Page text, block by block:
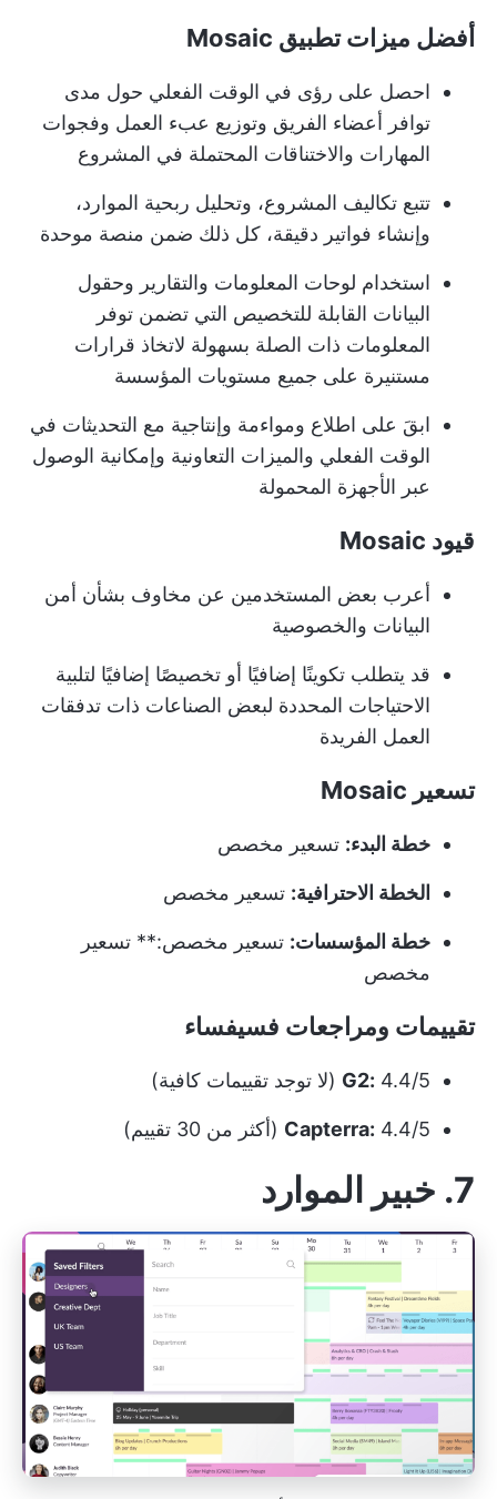
أفضل ميزات تطبيق Mosaic
احصل على رؤى في الوقت الفعلي حول مدى
توافر أعضاء الفريق وتوزيع عبء العمل وفجوات
المهارات والاختناقات المحتملة في المشروع
تتبع تكاليف المشروع، وتحليل ربحية الموارد،
وإنشاء فواتير دقيقة، كل ذلك ضمن منصة موحدة
استخدام لوحات المعلومات والتقارير وحقول
البيانات القابلة للتخصيص التي تضمن توفر
المعلومات ذات الصلة بسهولة لاتخاذ قرارات
مستنيرة على جميع مستويات المؤسسة
ابقَ على اطلاع ومواءمة وإنتاجية مع التحديثات في
الوقت الفعلي والميزات التعاونية وإمكانية الوصول
عبر الأجهزة المحمولة
قيود Mosaic
أعرب بعض المستخدمين عن مخاوف بشأن أمن
البيانات والخصوصية
قد يتطلب تكوينًا إضافيًا أو تخصيصًا إضافيًا لتلبية
الاحتياجات المحددة لبعض الصناعات ذات تدفقات
العمل الفريدة
تسعير Mosaic
خطة البدء: تسعير مخصص
الخطة الاحترافية: تسعير مخصص
خطة المؤسسات: تسعير مخصص:** تسعير
مخصص
تقييمات ومراجعات فسيفساء
G2: 4.4/5 (لا توجد تقييمات كافية)
Capterra: 4.4/5 (أكثر من 30 تقييم)
7. خبير الموارد